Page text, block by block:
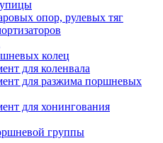
опор, рулевых тяг
колец
для коленвала
для разжима поршневых
для хонингования
группы